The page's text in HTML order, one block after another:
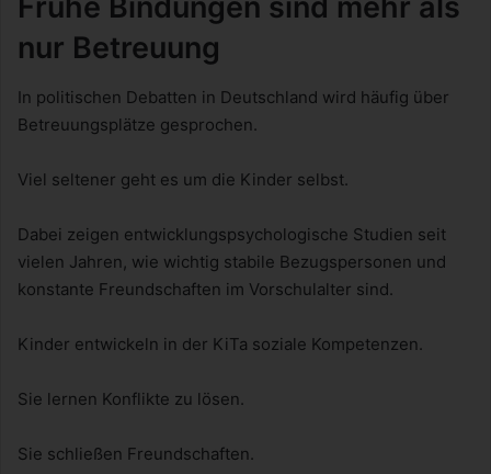
nur Betreuung
In politischen Debatten in Deutschland wird häufig über
Betreuungsplätze gesprochen.
Viel seltener geht es um die Kinder selbst.
Dabei zeigen entwicklungspsychologische Studien seit
vielen Jahren, wie wichtig stabile Bezugspersonen und
konstante Freundschaften im Vorschulalter sind.
Kinder entwickeln in der KiTa soziale Kompetenzen.
Sie lernen Konflikte zu lösen.
Sie schließen Freundschaften.